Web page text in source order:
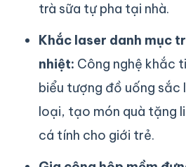
trà sữa tự pha tại nhà.
Khắc laser danh mục
nhiệt: Công nghệ khắc
biểu tượng đồ uống sắc
loại, tạo món quà tặng
cá tính cho giới trẻ.